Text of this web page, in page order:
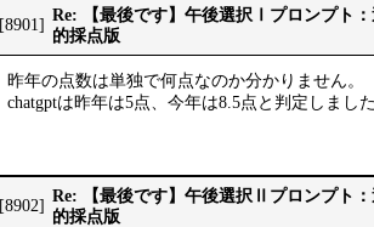
[8901]
Re: 【最後です】午後選択Ⅰプロンプト
的採点版
昨年の点数は単独で何点なのか分かりません。
chatgptは昨年は5点、今年は8.5点と判定しました
[8902]
Re: 【最後です】午後選択Ⅱプロンプト
的採点版